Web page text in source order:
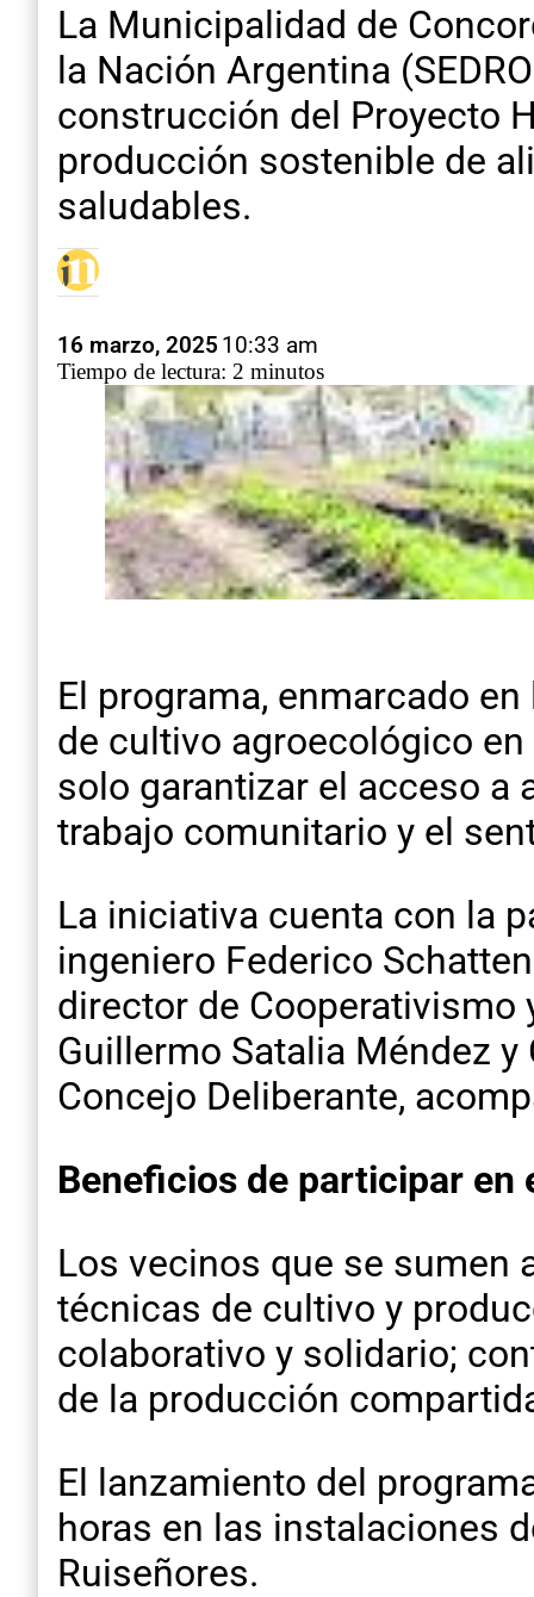
La Municipalidad de
la Nación Argentina
construcción del Proyecto
producción sostenible de
saludables.
16 marzo, 2025 10:33 am
Tiempo de lectura: 2 minutos
El programa, enmarcado
de cultivo agroecológico
solo garantizar el acceso
trabajo comunitario y el
La iniciativa cuenta con la
ingeniero Federico
director de
Guillermo Satalia Méndez
Concejo Deliberante,
Beneficios de participar
Los vecinos que se sumen
técnicas de cultivo y
colaborativo y solidario;
de la producción
El lanzamiento del
horas en las instalaciones
Ruiseñores.